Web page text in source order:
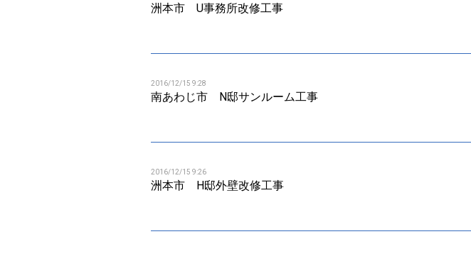
洲本市 U事務所改修工事
2016/12/15 9:28
南あわじ市 N邸サンルーム工事
2016/12/15 9:26
洲本市 H邸外壁改修工事